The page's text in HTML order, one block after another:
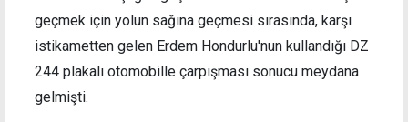
geçmek için yolun sağına geçmesi sırasında, karşı
istikametten gelen Erdem Hondurlu'nun kullandığı DZ
244 plakalı otomobille çarpışması sonucu meydana
gelmişti.